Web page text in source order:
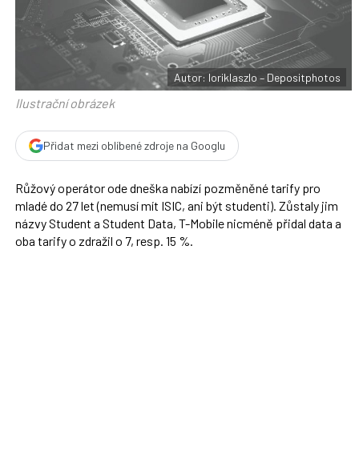
c
b
o
k
Autor: loriklaszlo – Depositphotos
Ilustrační obrázek
Přidat mezi oblíbené zdroje na Googlu
Růžový operátor ode dneška nabízí pozměněné tarify pro
mladé do 27 let (nemusí mít ISIC, ani být studenti). Zůstaly jim
názvy Student a Student Data, T-Mobile nicméně přidal data a
oba tarify o zdražil o 7, resp. 15 %.